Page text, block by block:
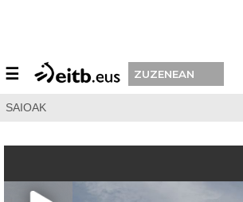
☰ ZUZENEAN
SAIOAK